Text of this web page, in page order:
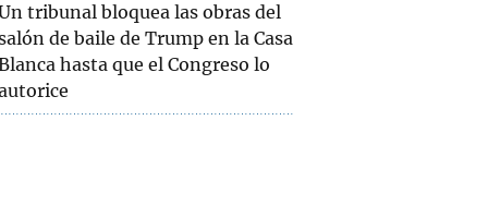
tribunal bloquea las obras del
de baile de Trump en la Casa
hasta que el Congreso lo